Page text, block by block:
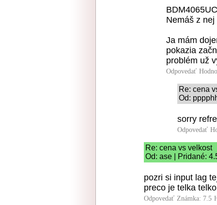
Nemáš z
Ja mám
pokazia
problém už
Odpovedať
Re: cena
Od:
sorry
Odpovedať
Re: cena vs velkost
Od: ase | Pridané:
pozri si input lag
preco je telka
Odpovedať Známka: 7.5